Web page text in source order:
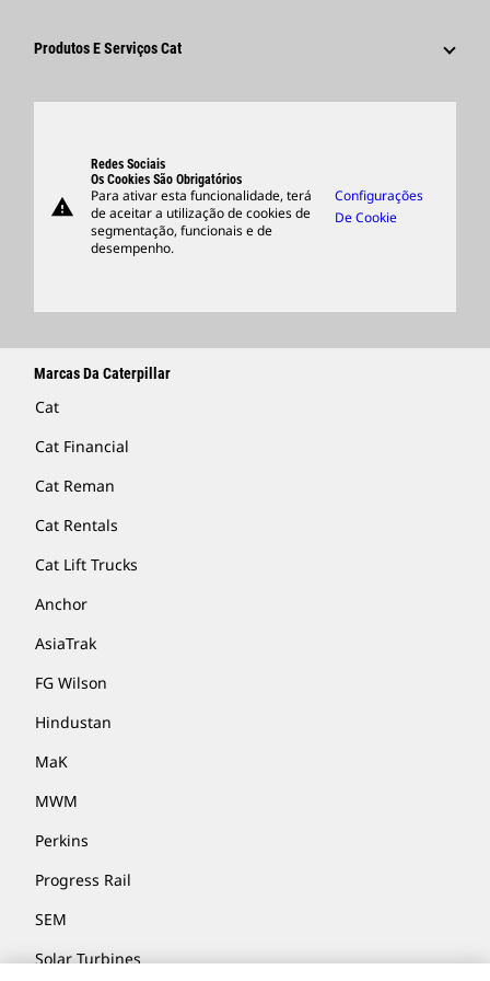
Inovação
Fornecedores
Produtos E Serviços Cat
Suporte
Merchandise
Encontrar Um Revendedor
warning
Redes Sociais
Os Cookies São Obrigatórios
Para ativar esta funcionalidade, terá
de aceitar a utilização de cookies de
segmentação, funcionais e de
desempenho.
Configurações
De Cookie
Marcas Da Caterpillar
Cat
Cat Financial
Cat Reman
Cat Rentals
Cat Lift Trucks
Anchor
AsiaTrak
FG Wilson
Hindustan
MaK
MWM
Perkins
Progress Rail
SEM
Solar Turbines